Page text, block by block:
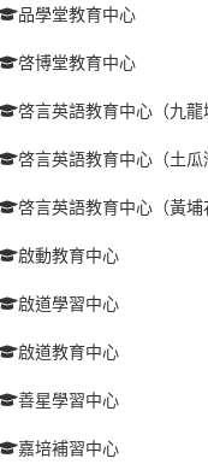
品學堂教育中心
啓博堂教育中心
啓言英語教育中心（九龍
啓言英語教育中心（土瓜
啓言英語教育中心（黃埔
啟動教育中心
啟道學習中心
啟道教育中心
善星學習中心
嘉培補習中心